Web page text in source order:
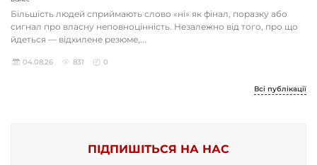
Більшість людей сприймають слово «ні» як фінал, поразку або
сигнал про власну неповноцінність. Незалежно від того, про що
йдеться — відхилене резюме,...
04.08.26 831 0
Всі публікації
ПІДПИШІТЬСЯ НА НАС